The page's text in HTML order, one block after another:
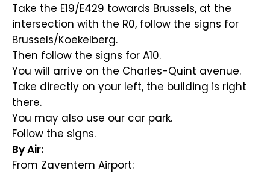
Take the E19/E429 towards Brussels, at the
intersection with the R0, follow the signs for
Brussels/Koekelberg.
Then follow the signs for A10.
You will arrive on the Charles-Quint avenue.
Take directly on your left, the building is right
there.
You may also use our car park.
Follow the signs.
By Air:
From Zaventem Airport: